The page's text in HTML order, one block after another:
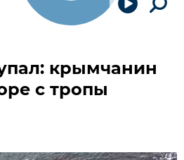
крымчанин
с тропы